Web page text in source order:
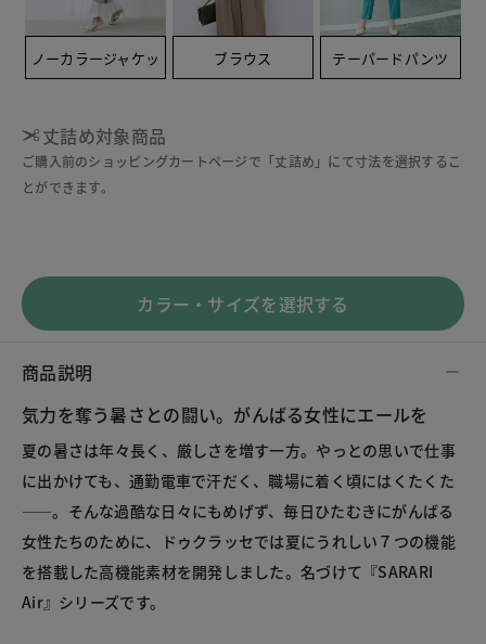
ノーカラージャケッ ブラウス テーパードパンツ
丈詰め対象商品
ご購入前のショッピングカートページで「丈詰め」にて寸法を選択するこ
とができます。
カラー・サイズを選択する
商品説明
気力を奪う暑さとの闘い。がんばる女性にエールを
夏の暑さは年々長く、厳しさを増す一方。やっとの思いで仕事
に出かけても、通勤電車で汗だく、職場に着く頃にはくたくた
――。そんな過酷な日々にもめげず、毎日ひたむきにがんばる
女性たちのために、ドゥクラッセでは夏にうれしい７つの機能
を搭載した高機能素材を開発しました。名づけて『SARARI
Air』シリーズです。